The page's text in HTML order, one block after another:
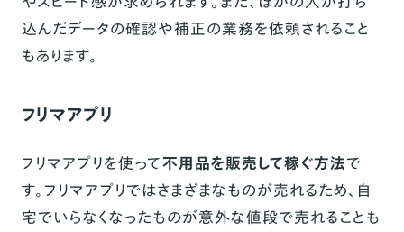
込んだデータの確認や補正の業務を依頼されること
もあります。
フリマアプリ
フリマアプリを使って不用品を販売して稼ぐ方法で
す。フリマアプリではさまざまなものが売れるため、自
宅でいらなくなったものが意外な値段で売れることも